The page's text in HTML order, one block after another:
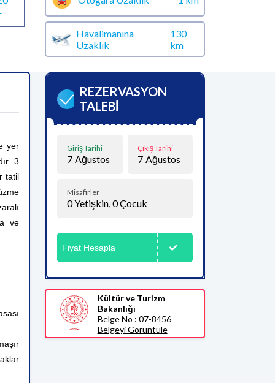
Havalimanına
Uzaklık
130
km
yer
3
tatil
ve
REZERVASYON
TALEBİ
Giriş Tarihi
7 Ağustos
Çıkış Tarihi
7 Ağustos
Misafirler
0Yetişkin,0Çocuk
Fiyat Hesapla
Kültür ve Turizm
Bakanlığı
Belge No : 07-8456
Belgeyi Görüntüle